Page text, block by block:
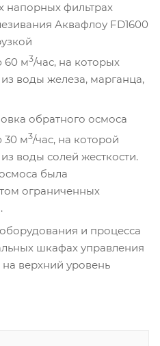
напорных фильтрах
Аквафлоу FD1600
60 м3/час, на которых
воды железа, марганца,
обратного осмоса
30 м3/час, на которой
воды солей жесткости.
была
ограниченных
и процесса
шкафах управления
верхний уровень